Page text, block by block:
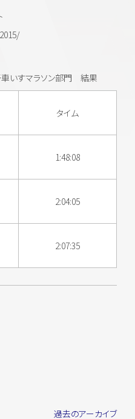
車いすマラソン部門 結果
タイム
1:48:08
2:04:05
2:07:35
過去のアーカイブ